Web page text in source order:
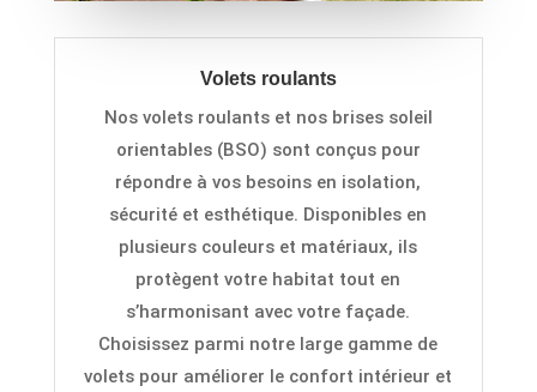
Volets roulants
Nos volets roulants et nos brises soleil
orientables (BSO) sont conçus pour
répondre à vos besoins en isolation,
sécurité et esthétique. Disponibles en
plusieurs couleurs et matériaux, ils
protègent votre habitat tout en
s’harmonisant avec votre façade.
Choisissez parmi notre large gamme de
volets pour améliorer le confort intérieur et